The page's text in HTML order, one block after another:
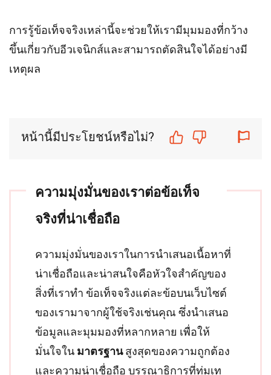
การรู้ข้อเท็จจริงเหล่านี้จะช่วยให้เรามีมุมมองที่กว้าง
ขึ้นเกี่ยวกับอีวเจนิกส์และสามารถตัดสินใจได้อย่างมี
เหตุผล
หน้านี้มีประโยชน์หรือไม่?
ความมุ่งมั่นของเราต่อข้อเท็จ
จริงที่น่าเชื่อถือ
ความมุ่งมั่นของเราในการนำเสนอเนื้อหาที่
น่าเชื่อถือและน่าสนใจคือหัวใจสำคัญของ
สิ่งที่เราทำ ข้อเท็จจริงแต่ละข้อบนเว็บไซต์
ของเรามาจากผู้ใช้จริงเช่นคุณ ซึ่งนำเสนอ
ข้อมูลและมุมมองที่หลากหลาย เพื่อให้
มั่นใจใน มาตรฐานสูงสุดของความถูกต้อง
และความน่าเชื่อถือ บรรณาธิการที่ทุ่มเท